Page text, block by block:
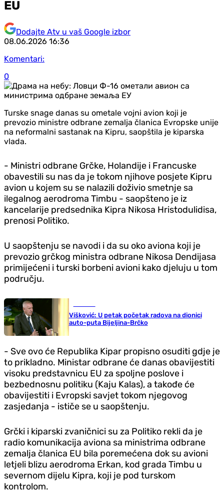
EU
Dodajte Atv u vaš Google izbor
08.06.2026 16:36
Komentari:
0
Turske snage danas su ometale vojni avion koji je
prevozio ministre odbrane zemalja članica Evropske unije
na neformalni sastanak na Kipru, saopštila je kiparska
vlada.
- Ministri odbrane Grčke, Holandije i Francuske
obavestili su nas da je tokom njihove posjete Kipru
avion u kojem su se nalazili doživio smetnje sa
ilegalnog aerodroma Timbu - saopšteno je iz
kancelarije predsednika Kipra Nikosa Hristodulidisa,
prenosi Politiko.
U saopštenju se navodi i da su oko aviona koji je
prevozio grčkog ministra odbrane Nikosa Dendijasa
primijećeni i turski borbeni avioni kako djeluju u tom
području.
Višković: U petak početak radova na dionici
auto-puta Bijeljina-Brčko
- Sve ovo će Republika Kipar propisno osuditi gdje je
to prikladno. Ministar odbrane će danas obavijestiti
visoku predstavnicu EU za spoljne poslove i
bezbednosnu politiku (Kaju Kalas), a takođe će
obavijestiti i Evropski savjet tokom njegovog
zasjedanja - ističe se u saopštenju.
Grčki i kiparski zvaničnici su za Politiko rekli da je
radio komunikacija aviona sa ministrima odbrane
zemalja članica EU bila poremećena dok su avioni
letjeli blizu aerodroma Erkan, kod grada Timbu u
severnom dijelu Kipra, koji je pod turskom
kontrolom.